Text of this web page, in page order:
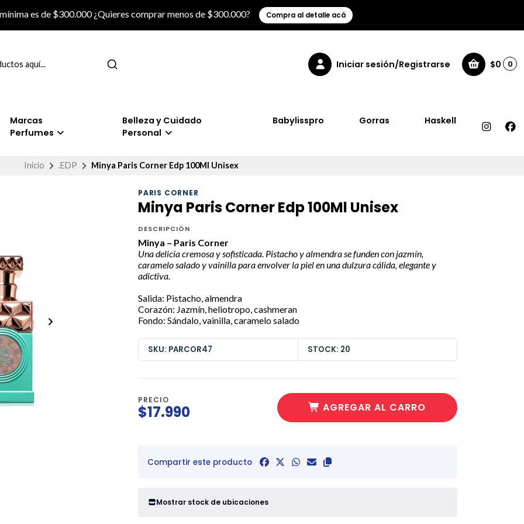
es de $300.000 ¿Quieres comprar menos de $300.000? Compra al detalle acá
Iniciar sesión/Registrarse $0 0
Marcas
Perfumes
Belleza y Cuidado
Personal
Babylisspro Gorras Haskell
Inicio .EDP Minya Paris Corner Edp 100Ml Unisex
PARIS CORNER
Minya Paris Corner Edp 100Ml Unisex
DESCRIPCIÓN
Minya – Paris Corner
Una delicia cremosa y sofisticada. Pistacho y almendra se funden con jazmín,
caramelo salado y vainilla para envolver la piel en una dulzura cálida, elegante y
adictiva.
Salida: Pistacho, almendra
Corazón: Jazmín, heliotropo, cashmeran
Fondo: Sándalo, vainilla, caramelo salado
SKU: PARCOR47 STOCK: 20
PRECIO
$17.990 AGREGAR AL CARRO
Compartir este producto
Mostrar stock de ubicaciones